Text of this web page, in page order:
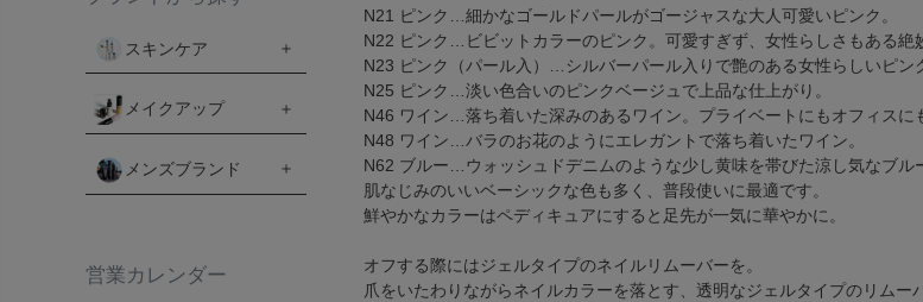
スキンケア
メイクアップ
メンズブランド
営業カレンダー
N21 ピンク…細かなゴールドパールがゴージャスな大人可愛いピンク。
N22 ピンク…ビビットカラーのピンク。可愛すぎず、女性らしさもある絶
N23 ピンク（パール入）…シルバーパール入りで艶のある女性らしいピン
N25 ピンク…淡い色合いのピンクベージュで上品な仕上がり。
N46 ワイン…落ち着いた深みのあるワイン。プライベートにもオフィスに
N48 ワイン…バラのお花のようにエレガントで落ち着いたワイン。
N62 ブルー…ウォッシュドデニムのような少し黄味を帯びた涼し気なブル
肌なじみのいいベーシックな色も多く、普段使いに最適です。
鮮やかなカラーはペディキュアにすると足先が一気に華やかに。
オフする際にはジェルタイプのネイルリムーバーを。
爪をいたわりながらネイルカラーを落とす、透明なジェルタイプのリムー